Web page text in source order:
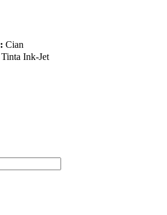
Cian
Tinta Ink-Jet